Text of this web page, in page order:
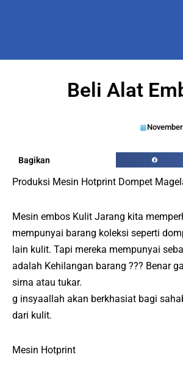
Beli Alat
Bagikan
Produksi Mesin Hotprint Dompet
Mesin embos Kulit Jarang kita
mempunyai barang koleksi seperti
lain kulit. Tapi mereka mempunyai
adalah Kehilangan barang ??? Benar
sirna atau tukar.
g insyaallah akan berkhasiat bagi
dari kulit.
Mesin Hotprint